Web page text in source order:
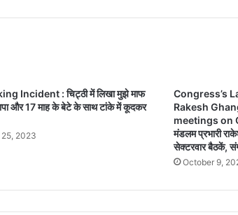
Incident : चिट्ठी में लिखा मुझे माफ
और 17 माह के बेटे के साथ टांके में कूदकर
2023
Congress’s
Rakesh
meetings on
मंडलम प्रभारी
सेक्टरवार बैठकें,
October 9,